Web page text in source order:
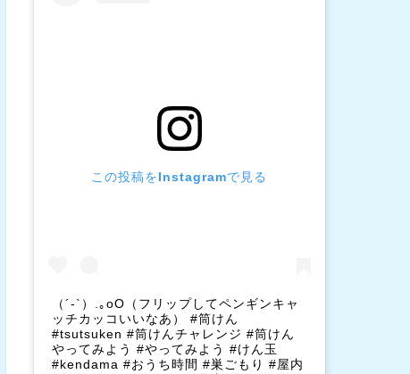
この投稿をInstagramで見る
（´-`）.｡oO（フリップしてペンギンキャ
ッチカッコいいなあ） #筒けん
#tsutsuken #筒けんチャレンジ #筒けん
やってみよう #やってみよう #けん玉
#kendama #おうち時間 #巣ごもり #屋内